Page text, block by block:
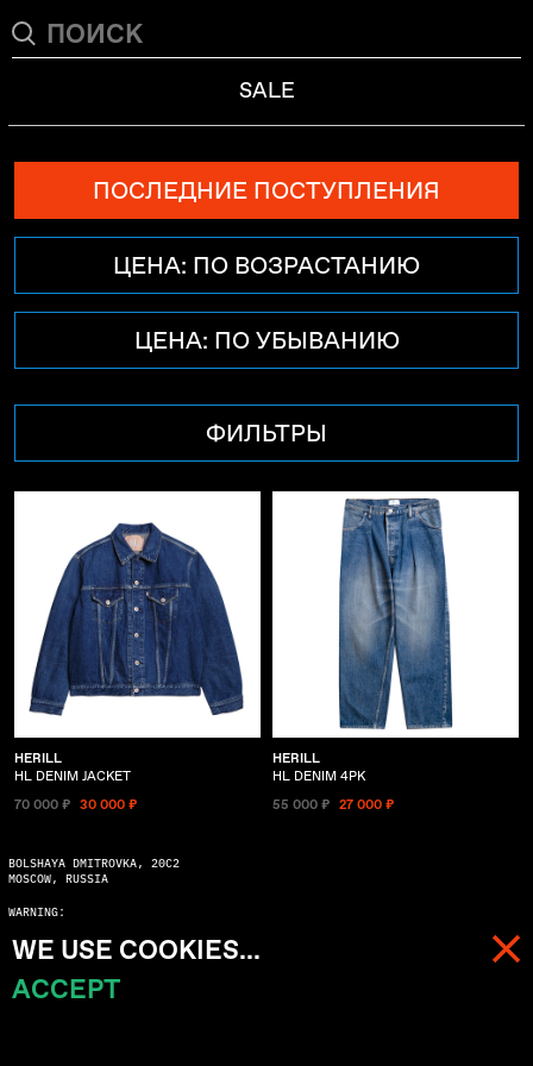
МЕНЮ
SALE
ПОСЛЕДНИЕ ПОСТУПЛЕНИЯ
ЦЕНА: ПО ВОЗРАСТАНИЮ
ЦЕНА: ПО УБЫВАНИЮ
ФИЛЬТРЫ
HERILL
HL DENIM JACKET
70 000 ₽
30 000 ₽
HERILL
HL DENIM 4PK
55 000 ₽
27 000 ₽
BOLSHAYA DMITROVKA, 20C2
MOSCOW, RUSSIA
WARNING:
© 2026 ALL RIGHTS RESERVED
WE USE COOKIES...
ACCEPT